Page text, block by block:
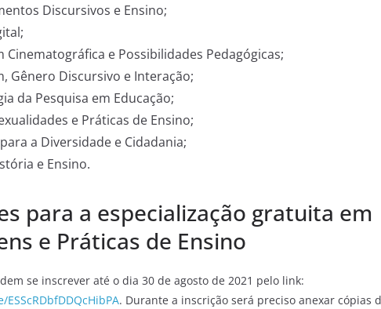
Discursivos e Ensino;
Cinematográfica e Possibilidades Pedagógicas;
Gênero Discursivo e Interação;
da Pesquisa em Educação;
e Práticas de Ensino;
a Diversidade e Cidadania;
e Ensino.
para a especialização gratuita em
e Práticas de Ensino
se inscrever até o dia 30 de agosto de 2021 pelo link:
. Durante a inscrição será preciso anexar cópias